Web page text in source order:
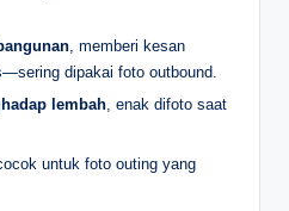
, memberi kesan
dipakai foto outbound.
lembah, enak difoto saat
cocok untuk foto outing yang